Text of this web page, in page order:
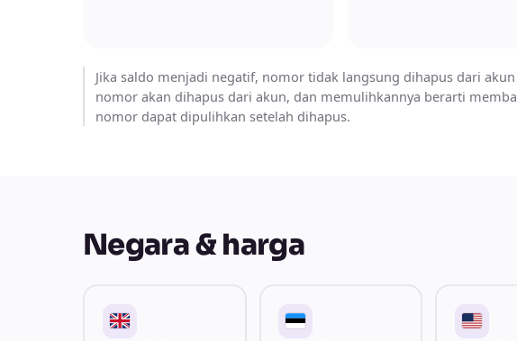
Jika saldo menjadi negatif, nomor tidak langsung dihapus dari
nomor akan dihapus dari akun, dan memulihkannya berarti
nomor dapat dipulihkan setelah dihapus.
Negara & harga